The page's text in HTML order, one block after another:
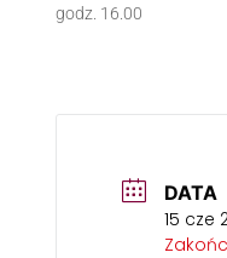
godz. 16.00
DATA
15 cze